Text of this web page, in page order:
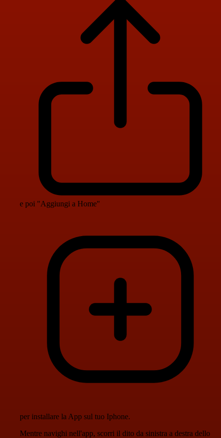
e poi "Aggiungi a Home"
per installare la App sul tuo Iphone.
Mentre navighi nell'app, scorri il dito da sinistra a destra dello